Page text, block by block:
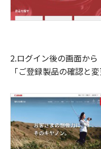
2.ログイン後の画面から
「ご登録製品の確認と